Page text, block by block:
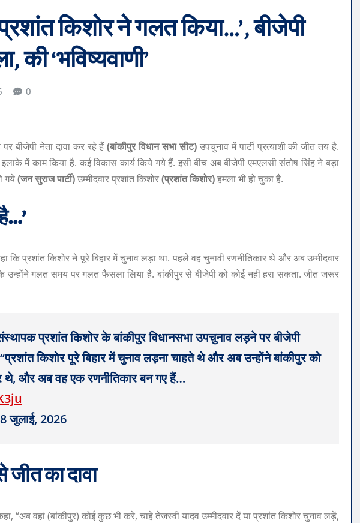
किशोर ने गलत किया…’, बीजेपी
की ‘भविष्यवाणी’
0
बीजेपी नेता दावा कर रहे हैं(बांकीपुर विधान सभा सीट)उपचुनाव में पार्टी प्रत्याशी की जीत तय है.
इलाके में काम किया है. कई विकास कार्य किये गये हैं. इसी बीच अब बीजेपी एमएलसी संतोष सिंह ने बड़ा
गये(जन सुराज पार्टी)उम्मीदवार प्रशांत किशोर(प्रशांत किशोर)हमला भी हो चुका है.
प्रशांत किशोर ने पूरे बिहार में चुनाव लड़ा था. पहले वह चुनावी रणनीतिकार थे और अब उम्मीदवार
उन्होंने गलत समय पर गलत फैसला लिया है. बांकीपुर से बीजेपी को कोई नहीं हरा सकता. जीत जरूर
प्रशांत किशोर के बांकीपुर विधानसभा उपचुनाव लड़ने पर बीजेपी
किशोर पूरे बिहार में चुनाव लड़ना चाहते थे और अब उन्होंने बांकीपुर को
थे, और अब वह एक रणनीतिकार बन गए हैं…
जुलाई, 2026
जीत का दावा
“अब वहां (बांकीपुर) कोई कुछ भी करे, चाहे तेजस्वी यादव उम्मीदवार दें या प्रशांत किशोर चुनाव लड़ें,